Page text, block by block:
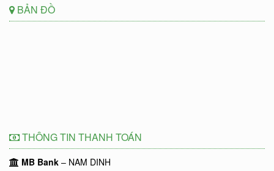
BẢN ĐỒ
THÔNG TIN THANH TOÁN
MB Bank – NAM DINH